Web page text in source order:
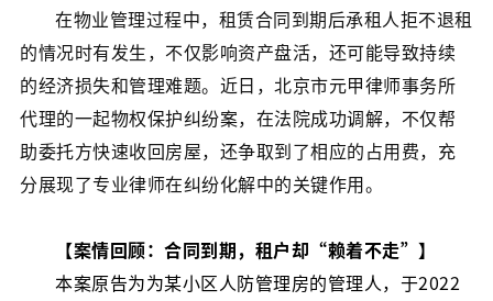
在物业管理过程中，租赁合同到期后承租人拒不退租
的情况时有发生，不仅影响资产盘活，还可能导致持续
的经济损失和管理难题。近日，北京市元甲律师事务所
代理的一起物权保护纠纷案，在法院成功调解，不仅帮
助委托方快速收回房屋，还争取到了相应的占用费，充
分展现了专业律师在纠纷化解中的关键作用。
【案情回顾：合同到期，租户却“赖着不走”】
本案原告为为某小区人防管理房的管理人，于2022